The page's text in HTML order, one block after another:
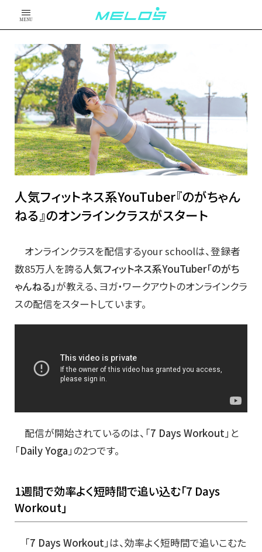
MENU
人気フィットネス系YouTuber『のがちゃん
ねる』のオンラインクラスがスタート
オンラインクラスを配信するyour schoolは、登録者
数85万人を誇る人気フィットネス系YouTuber「のがち
ゃんねる」が教える、ヨガ・ワークアウトのオンラインクラ
スの配信をスタートしています。
配信が開始されているのは、「7 Days Workout」と
「Daily Yoga」の2つです。
1週間で効率よく短時間で追い込む「7 Days
Workout」
「7 Days Workout」は、効率よく短時間で追いこむた